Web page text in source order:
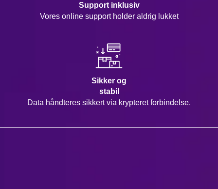
Support inklusiv
Vores online support holder aldrig lukket
Sikker og
stabil
Data håndteres sikkert via krypteret forbindelse.